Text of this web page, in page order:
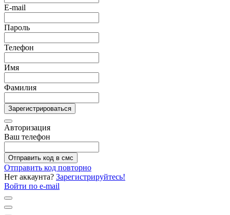
E-mail
Пароль
Телефон
Имя
Фамилия
Зарегистрироваться
Авторизация
Ваш телефон
Отправить код в смс
Отправить код повторно
Нет аккаунта? Зарегистрируйтесь!
Войти по e-mail